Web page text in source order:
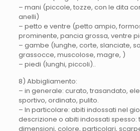
– mani (piccole, tozze, con le dita
anelli)
– petto e ventre (petto ampio,
prominente, pancia grossa, ventre
– gambe (lunghe, corte, slanciate,
grassocce, muscolose, magre, )
– piedi (lunghi, piccoli)..
8) Abbigliamento:
– in generale: curato, trasandato,
sportivo, ordinato, pulito.
– In particolare: abiti indossati nel
descrizione o abiti indossati spesso:
dimensioni, colore, particolari,